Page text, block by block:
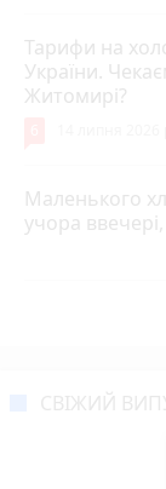
Тарифи на
України.
Житомирі?
Маленького
учора